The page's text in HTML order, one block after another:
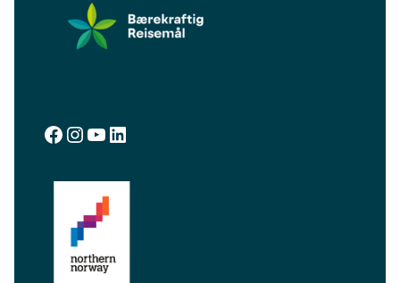
facebook.com/visitalta
instagram.com/visitalta
YouTube
LinkedIn